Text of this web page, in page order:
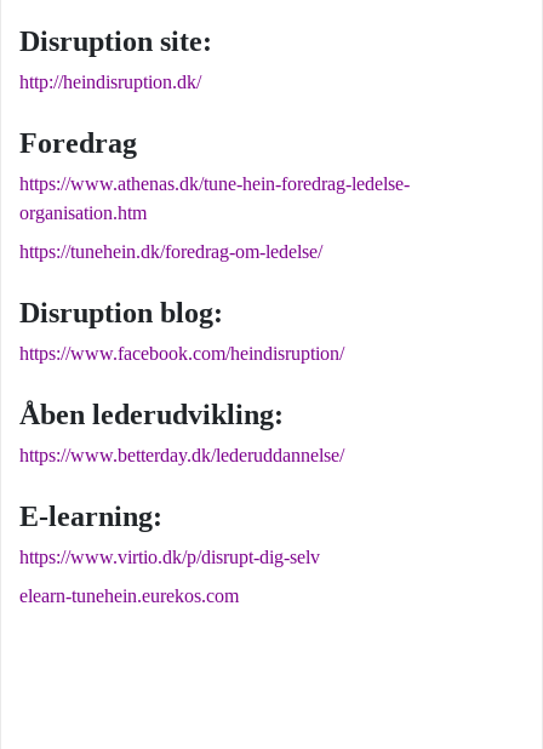
Disruption site:
http://heindisruption.dk/
Foredrag
https://www.athenas.dk/tune-hein-foredrag-ledelse-
organisation.htm
https://tunehein.dk/foredrag-om-ledelse/
Disruption blog:
https://www.facebook.com/heindisruption/
Åben lederudvikling:
https://www.betterday.dk/lederuddannelse/
E-learning:
https://www.virtio.dk/p/disrupt-dig-selv
elearn-tunehein.eurekos.com